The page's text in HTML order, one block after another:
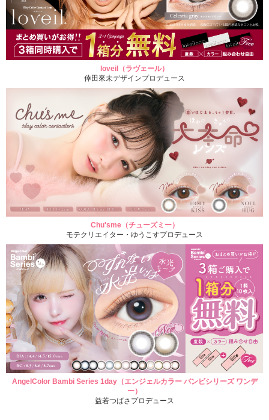
loveil（ラヴェール）
倖田來未デザインプロデュース
Chu'sme（チューズミー）
モテクリエイター・ゆうこすプロデュース
AngelColor Bambi Series 1day（エンジェルカラー バンビシリーズ ワンデ
ー）
益若つばさプロデュース